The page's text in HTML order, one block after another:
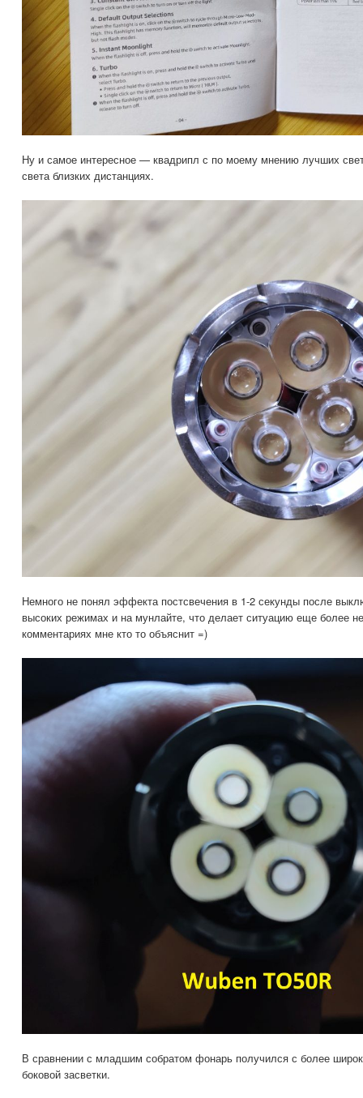
Ну и самое интересное — квадрипл с по моему мнению лучших
света близких дистанциях.
Немного не понял эффекта постсвечения в 1-2 секунды после
высоких режимах и на мунлайте, что делает ситуацию еще более
комментариях мне кто то объяснит =)
В сравнении с младшим собратом фонарь получился с более
боковой засветки.